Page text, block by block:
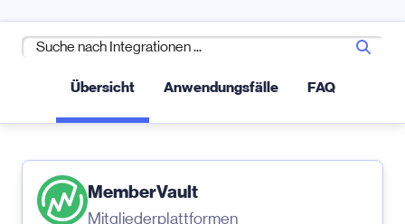
Übersicht Anwendungsfälle FAQ
MemberVault
Mitgliederplattformen